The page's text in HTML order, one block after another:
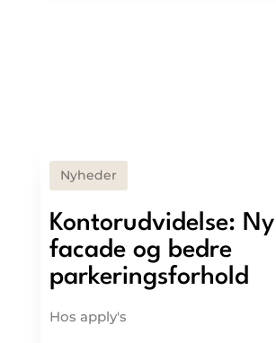
Nyheder
Kontorudvidelse: Ny
facade og bedre
parkeringsforhold
Hos apply's